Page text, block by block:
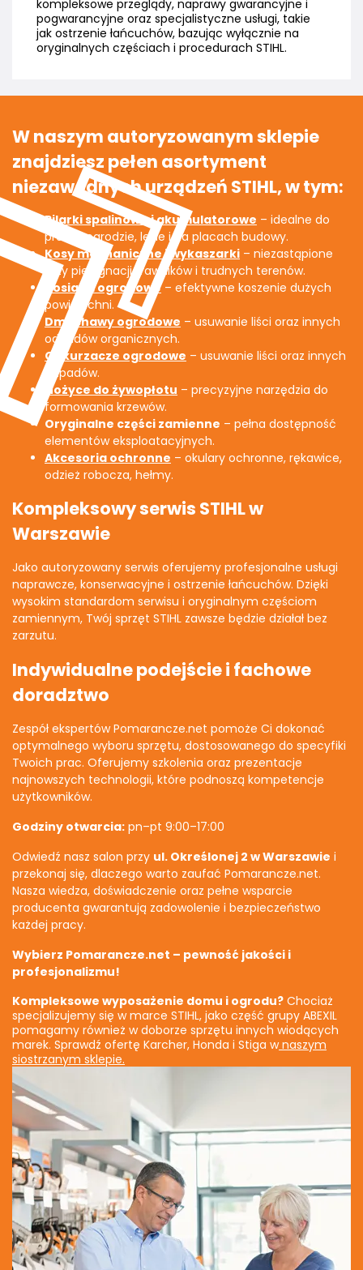
kompleksowe przeglądy, naprawy gwarancyjne i
pogwarancyjne oraz specjalistyczne usługi, takie
jak ostrzenie łańcuchów, bazując wyłącznie na
oryginalnych częściach i procedurach STIHL.
W naszym autoryzowanym sklepie
znajdziesz pełen asortyment
niezawodnych urządzeń STIHL, w tym:
Pilarki spalinowe i akumulatorowe – idealne do
prac w ogrodzie, lesie i na placach budowy.
Kosy mechaniczne i wykaszarki – niezastąpione
przy pielęgnacji trawników i trudnych terenów.
Kosiarki ogrodowe– efektywne koszenie dużych
powierzchni.
Dmuchawy ogrodowe – usuwanie liści oraz innych
odpadów organicznych.
Odkurzacze ogrodowe – usuwanie liści oraz innych
odpadów.
Nożyce do żywopłotu – precyzyjne narzędzia do
formowania krzewów.
Oryginalne części zamienne – pełna dostępność
elementów eksploatacyjnych.
Akcesoria ochronne – okulary ochronne, rękawice,
odzież robocza, hełmy.
Kompleksowy serwis STIHL w
Warszawie
Jako autoryzowany serwis oferujemy profesjonalne usługi
naprawcze, konserwacyjne i ostrzenie łańcuchów. Dzięki
wysokim standardom serwisu i oryginalnym częściom
zamiennym, Twój sprzęt STIHL zawsze będzie działał bez
zarzutu.
Indywidualne podejście i fachowe
doradztwo
Zespół ekspertów Pomarancze.net pomoże Ci dokonać
optymalnego wyboru sprzętu, dostosowanego do specyfiki
Twoich prac. Oferujemy szkolenia oraz prezentacje
najnowszych technologii, które podnoszą kompetencje
użytkowników.
Godziny otwarcia: pn–pt 9:00–17:00
Odwiedź nasz salon przy ul. Określonej 2 w Warszawie i
przekonaj się, dlaczego warto zaufać Pomarancze.net.
Nasza wiedza, doświadczenie oraz pełne wsparcie
producenta gwarantują zadowolenie i bezpieczeństwo
każdej pracy.
Wybierz Pomarancze.net – pewność jakości i
profesjonalizmu!
Kompleksowe wyposażenie domu i ogrodu? Chociaż
specjalizujemy się w marce STIHL, jako część grupy ABEXIL
pomagamy również w doborze sprzętu innych wiodących
marek. Sprawdź ofertę Karcher, Honda i Stiga wnaszym
siostrzanym sklepie.